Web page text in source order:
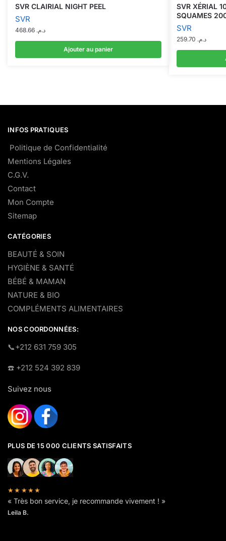
SVR CLAIRIAL NIGHT PEEL
SVR
د.م.
Ajouter au panier
SVR XÉRIAL
SQUAMES
SVR
د.م.
INFOS PRATIQUES
Politique de Confidentialité
Mentions Légales
C.G.V.
Contact
Mon Compte
Sitemap
CATÉGORIES
BEAUTÉ & SOIN
HYGIÈNE & SANTÉ
BÉBÉ & MAMAN
NATURE & BIO
COMPLÉMENTS ALIMENTAIRES
NOS COORDONNÉES:
​📞+212 631 759 305
☎️​ +212 524 392 839
Suivez nous
PLUS DE 15 000 CLIENTS SATISFAITS
★★★★★
« Très bon service, je recommande vivement ! »
Leila B.